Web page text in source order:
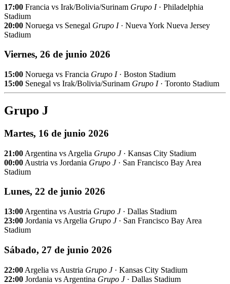
17:00 Francia vs Irak/Bolivia/Surinam Grupo I· Philadelphia
Stadium
20:00 Noruega vs Senegal Grupo I· Nueva York Nueva Jersey
Stadium
Viernes, 26 de junio 2026
15:00 Noruega vs Francia Grupo I· Boston Stadium
15:00 Senegal vs Irak/Bolivia/Surinam Grupo I· Toronto Stadium
Grupo J
Martes, 16 de junio 2026
21:00 Argentina vs Argelia Grupo J· Kansas City Stadium
00:00 Austria vs Jordania Grupo J· San Francisco Bay Area
Stadium
Lunes, 22 de junio 2026
13:00 Argentina vs Austria Grupo J· Dallas Stadium
23:00 Jordania vs Argelia Grupo J· San Francisco Bay Area
Stadium
Sábado, 27 de junio 2026
22:00 Argelia vs Austria Grupo J· Kansas City Stadium
22:00 Jordania vs Argentina Grupo J· Dallas Stadium